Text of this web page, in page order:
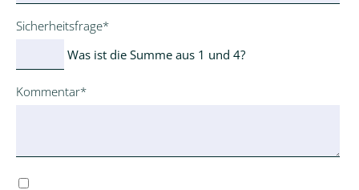
Pflichtfeld
Sicherheitsfrage*
Was ist die Summe aus 1 und 4?
Pflichtfeld
Kommentar*